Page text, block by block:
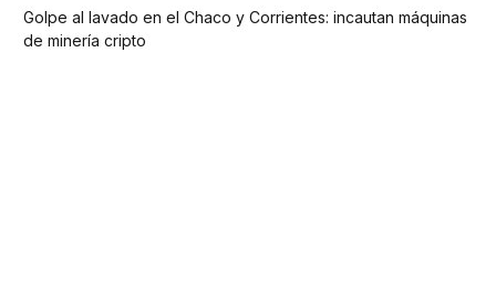
Golpe al lavado en el Chaco y Corrientes: incautan máquinas
de minería cripto